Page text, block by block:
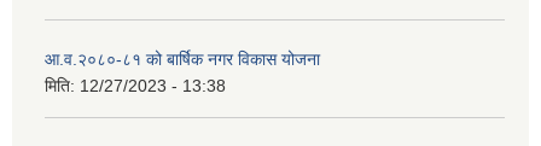
आ.व.२०८०-८१ को बार्षिक नगर विकास योजना
मिति: 12/27/2023 - 13:38